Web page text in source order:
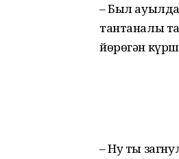
– Был
тантаналы
йөрөгән
– Ну ты